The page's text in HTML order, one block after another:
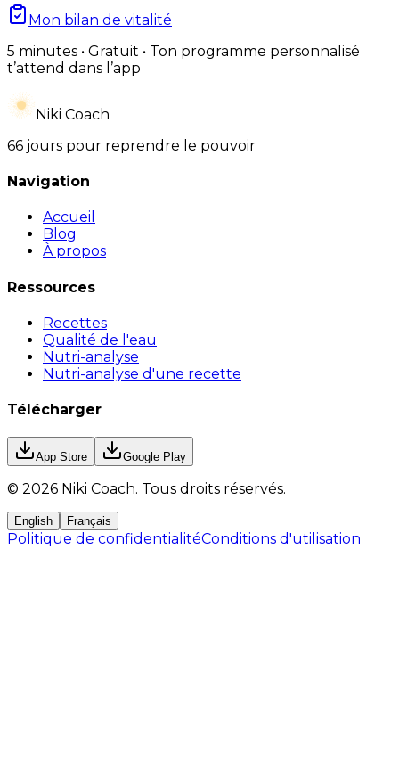
Mon bilan de vitalité
5 minutes • Gratuit • Ton programme personnalisé
t’attend dans l’app
Niki Coach
66 jours pour reprendre le pouvoir
Navigation
Accueil
Blog
À propos
Ressources
Recettes
Qualité de l'eau
Nutri-analyse
Nutri-analyse d'une recette
Télécharger
App Store Google Play
© 2026 Niki Coach. Tous droits réservés.
English Français
Politique de confidentialitéConditions d'utilisation